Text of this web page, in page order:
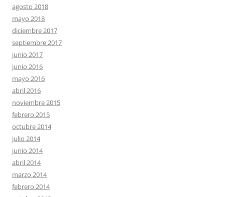
agosto 2018
mayo 2018
diciembre 2017
septiembre 2017
junio 2017
junio 2016
mayo 2016
abril 2016
noviembre 2015
febrero 2015
octubre 2014
julio 2014
junio 2014
abril 2014
marzo 2014
febrero 2014